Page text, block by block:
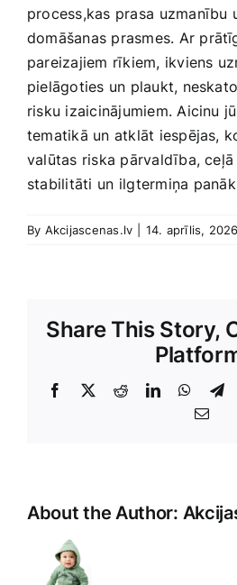
process,kas prasa ⁢uzmanību
domāšanas prasmes. Ar
pareizajiem rīkiem, ikviens⁤
pielāgoties un​ plaukt,
risku izaicinājumiem. Aicinu
tematikā un atklāt iespējas,
valūtas riska pārvaldība,​ ceļā
stabilitāti ⁢un ilgtermiņa⁢
By Akcijascenas.lv 14. aprīlis,
Share This Story,
Facebook
X RedditLinkedIn
E-
About the Author: